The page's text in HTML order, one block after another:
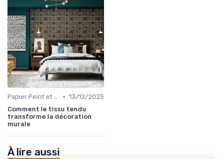
Papier Peint et Revêtements Muraux • 13/12/2025
Comment le tissu tendu
transforme la décoration
murale
À lire aussi